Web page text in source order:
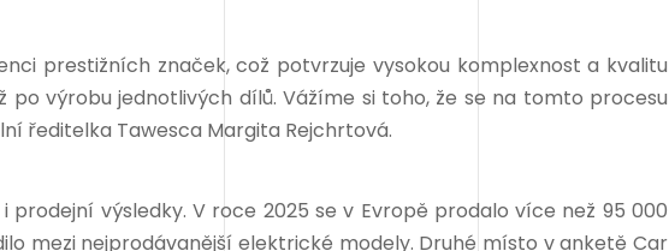
prestižních značek, což potvrzuje vysokou komplexnost a kvalitu
po výrobu jednotlivých dílů. Vážíme si toho, že se na tomto procesu
ředitelka Tawesca Margita Rejchrtová.
prodejní výsledky. V roce 2025 se v Evropě prodalo více než 95 000
mezi nejprodávanější elektrické modely. Druhé místo v anketě Car